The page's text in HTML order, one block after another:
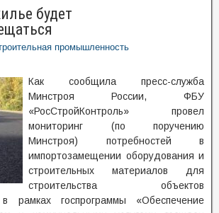
будет
промышленность
Как сообщила пресс-служба
Минстроя России, ФБУ
«РосСтройКонтроль» провел
мониторинг (по поручению
Минстроя) потребностей в
импортозамещении оборудования и
строительных материалов для
строительства объектов
рамках госпрограммы «Обеспечение